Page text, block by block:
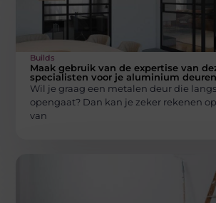
Builds
Maak gebruik van de expertise van
specialisten voor je aluminium deuren
Wil je graag een metalen deur die
opengaat? Dan kan je zeker rekenen
van